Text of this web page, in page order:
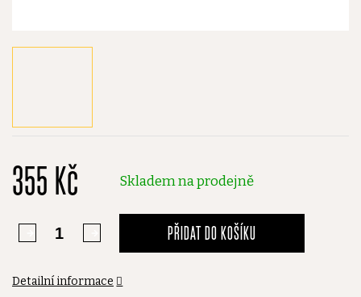
355 Kč Skladem na prodejně
PŘIDAT DO KOŠÍKU
Detailní informace